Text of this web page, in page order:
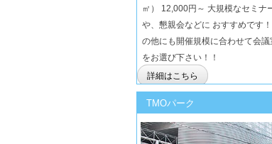
㎡） 12,000円～ 大規模なセミナ
や、懇親会などに おすすめです
の他にも開催規模に合わせて会議
をお選び下さい！！
詳細はこちら
TMOパーク